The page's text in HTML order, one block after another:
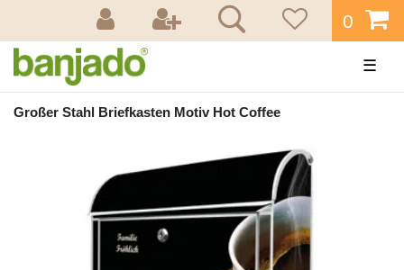
0
☰
Großer Stahl Briefkasten Motiv Hot Coffee